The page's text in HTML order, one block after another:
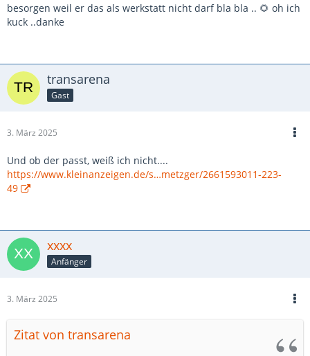
besorgen weil er das als werkstatt nicht darf bla bla .. 🌻 oh ich
kuck ..danke
transarena
Gast
3. März 2025
Und ob der passt, weiß ich nicht....
https://www.kleinanzeigen.de/s…metzger/2661593011-223-
49
xxxx
Anfänger
3. März 2025
Zitat von transarena